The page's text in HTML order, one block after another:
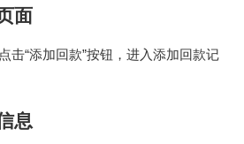
面
击“添加回款”按钮，进入添加回款记
息